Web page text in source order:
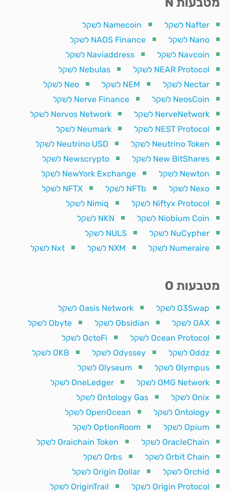
Nafter לשקל
Namecoin לשקל
Nano לשקל
NAOS Finance לשקל
Navcoin לשקל
Naviaddress לשקל
NEAR Protocol לשקל
Nebulas לשקל
Nectar לשקל
NEM לשקל
Neo לשקל
NeosCoin לשקל
Nerve Finance לשקל
NerveNetwork לשקל
Nervos Network לשקל
NEST Protocol לשקל
Neumark לשקל
Neutrino Token לשקל
Neutrino USD לשקל
New BitShares לשקל
Newscrypto לשקל
Newton לשקל
NewYork Exchange לשקל
Nexo לשקל
NFTb לשקל
NFTX לשקל
Niftyx Protocol לשקל
Nimiq לשקל
Niobium Coin לשקל
NKN לשקל
NuCypher לשקל
NULS לשקל
Numeraire לשקל
NXM לשקל Nxt לשקל
מטבעות O
O3Swap לשקל
Oasis Network לשקל
OAX לשקל
Obsidian לשקל
Obyte לשקל
Ocean Protocol לשקל
OctoFi לשקל
Oddz לשקל
Odyssey לשקל
OKB לשקל
Olympus לשקל
Olyseum לשקל
OMG Network לשקל
OneLedger לשקל
Onix לשקל
Ontology Gas לשקל
Ontology לשקל
OpenOcean לשקל
Opium לשקל
OptionRoom לשקל
OracleChain לשקל
Oraichain Token לשקל
Orbit Chain לשקל
Orbs לשקל
Orchid לשקל
Origin Dollar לשקל
Origin Protocol לשקל
OriginTrail לשקל